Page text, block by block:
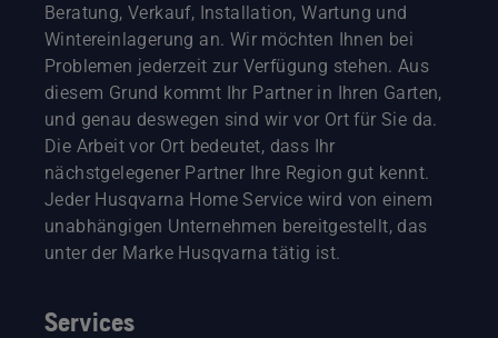
Beratung, Verkauf, Installation, Wartung und
Wintereinlagerung an. Wir möchten Ihnen bei
Problemen jederzeit zur Verfügung stehen. Aus
diesem Grund kommt Ihr Partner in Ihren Garten,
und genau deswegen sind wir vor Ort für Sie da.
Die Arbeit vor Ort bedeutet, dass Ihr
nächstgelegener Partner Ihre Region gut kennt.
Jeder Husqvarna Home Service wird von einem
unabhängigen Unternehmen bereitgestellt, das
unter der Marke Husqvarna tätig ist.
Services